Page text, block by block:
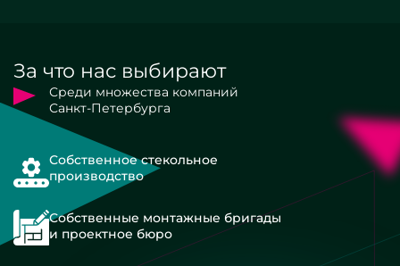
За что нас выбирают
Среди множества компаний
Санкт-Петербурга
Собственное стекольное
производство
Собственные монтажные бригады
и проектное бюро